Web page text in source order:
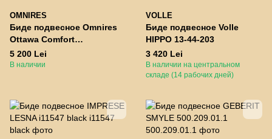
OMNIRES
Биде подвесное Omnires
Ottawa Comfort
OTTAWACMBIBM
54x36.5x36 см white matt
5 200 Lei
В наличии
VOLLE
Биде подвесное Volle
HIPPO 13-44-203
3 420 Lei
В наличии на центральном
складе (14 рабочих дней)